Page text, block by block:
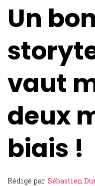
Un bon
vaut
deux
biais !
Rédigé par Sébastien